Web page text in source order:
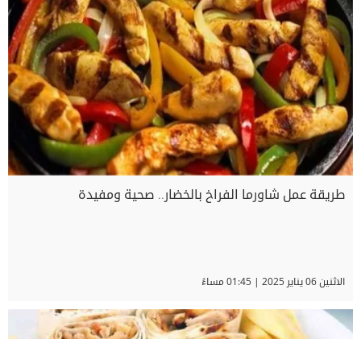
طريقة عمل شاورما الفراخ بالخضار.. صحية ومفيدة
الاثنين 06 يناير 2025 | 01:45 مساءً